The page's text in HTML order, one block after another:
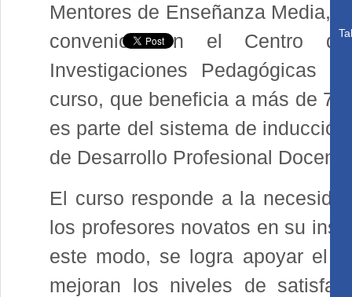
Mentores de Enseñanza Media,
convenio con el Centro de
Investigaciones Pedagógicas
curso, que beneficia a más de
es parte del sistema de
de Desarrollo Profesional
El curso responde a la
los profesores novatos en su
este modo, se logra apoyar el
mejoran los niveles de